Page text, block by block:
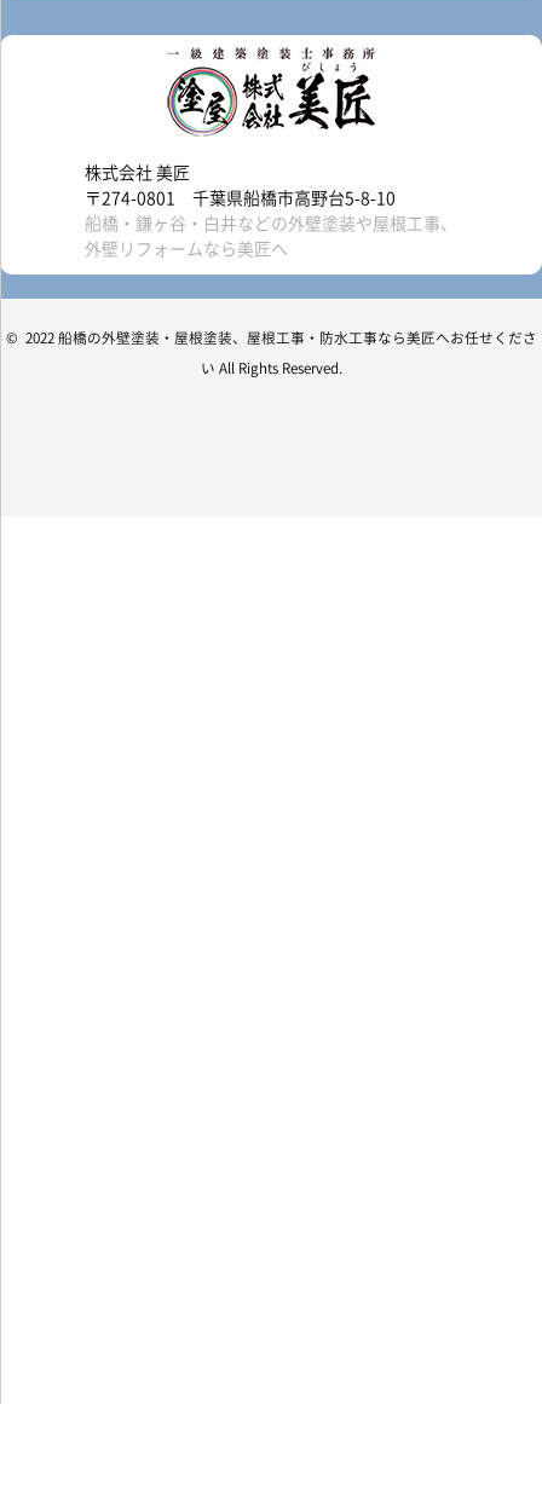
株式会社 美匠
〒274-0801 千葉県船橋市高野台5-8-10
船橋・鎌ヶ谷・白井などの外壁塗装や屋根工事、
外壁リフォームなら美匠へ
© 2022 船橋の外壁塗装・屋根塗装、屋根工事・防水工事なら美匠へお任せくださ
い All Rights Reserved.